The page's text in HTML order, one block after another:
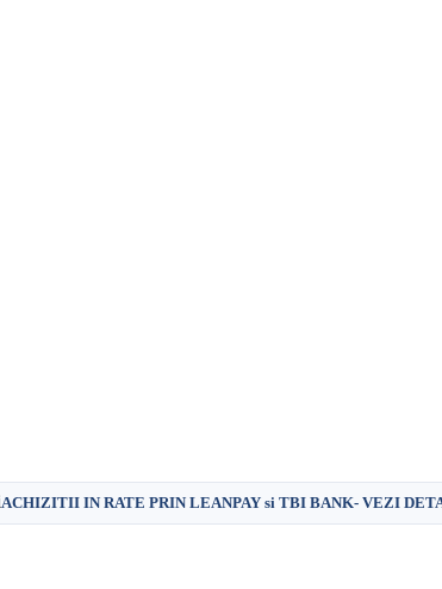
ACHIZITII IN RATE PRIN LEANPAY si TBI BANK- VEZI